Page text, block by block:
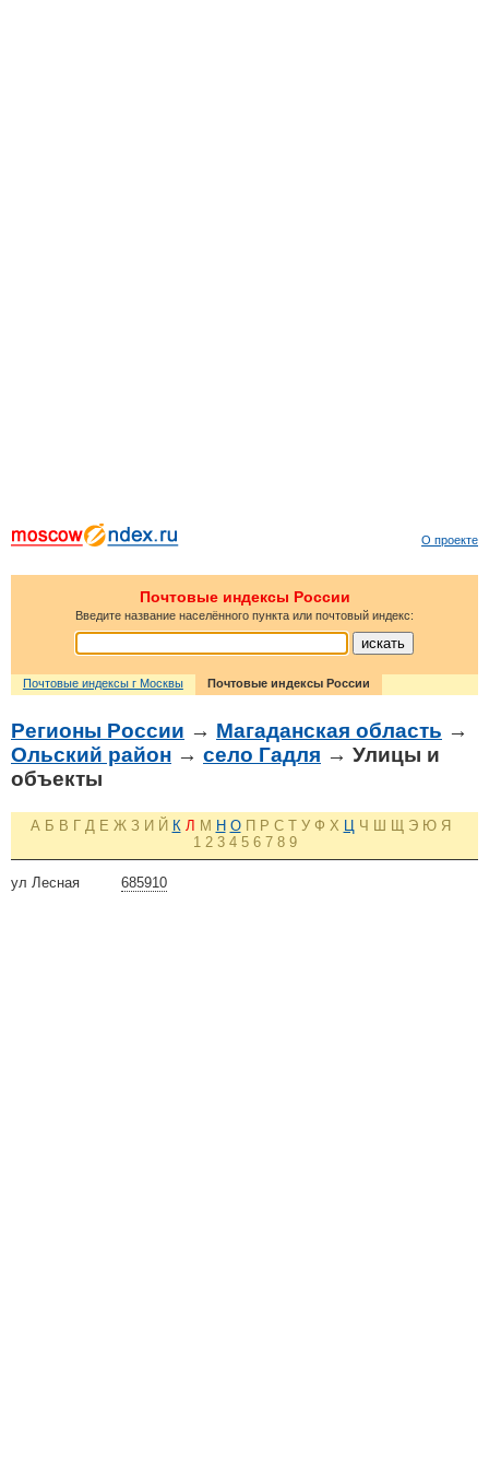
О проекте
Почтовые индексы России
Введите название населённого пункта или почтовый индекс:
Почтовые индексы г Москвы Почтовые индексы России
Регионы России → Магаданская область →
Ольский район → село Гадля → Улицы и
объекты
А Б В Г Д Е Ж З И Й К Л М Н О П Р С Т У Ф Х Ц Ч Ш Щ Э Ю Я
1 2 3 4 5 6 7 8 9
685910
ул Лесная